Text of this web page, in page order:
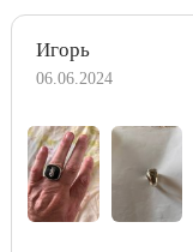
Игорь
06.06.2024